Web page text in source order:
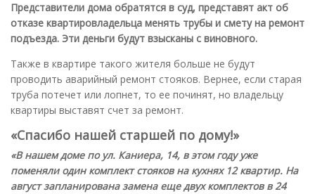
Представители дома обратятся в суд, представят акт об
отказе квартировладельца менять трубы и смету на ремонт
подъезда. Эти деньги будут взысканы с виновного.
Также в квартире такого жителя больше не будут
проводить аварийный ремонт стояков. Вернее, если старая
труба потечет или лопнет, то ее починят, но владельцу
квартиры выставят счет за ремонт.
«Спасибо нашей старшей по дому!»
«В нашем доме по ул. Каниера, 14, в этом году уже
поменяли один комплект стояков на кухнях 12 квартир. На
август запланирована замена еще двух комплектов в 24